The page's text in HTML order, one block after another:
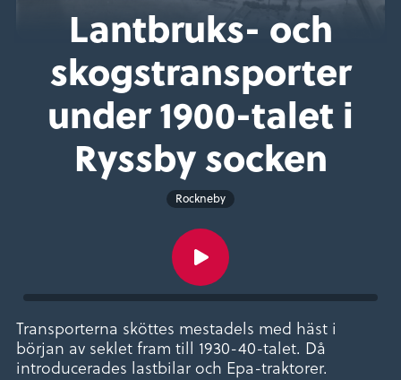
Lantbruks- och
skogstransporter
under 1900-talet i
Ryssby socken
Rockneby
Transporterna sköttes mestadels med häst i
början av seklet fram till 1930-40-talet. Då
introducerades lastbilar och Epa-traktorer.